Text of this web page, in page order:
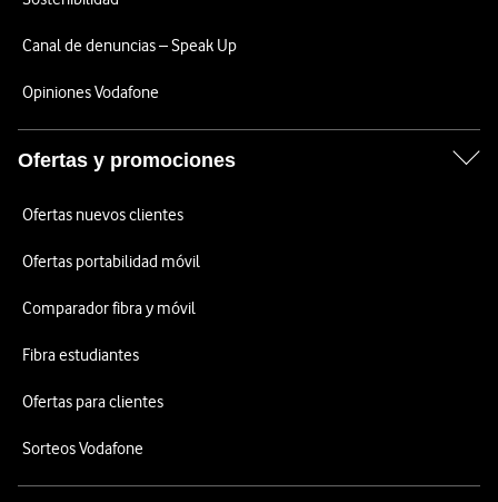
Canal de denuncias – Speak Up
Opiniones Vodafone
Ofertas y promociones
Ofertas nuevos clientes
Ofertas portabilidad móvil
Comparador fibra y móvil
Fibra estudiantes
Ofertas para clientes
Sorteos Vodafone